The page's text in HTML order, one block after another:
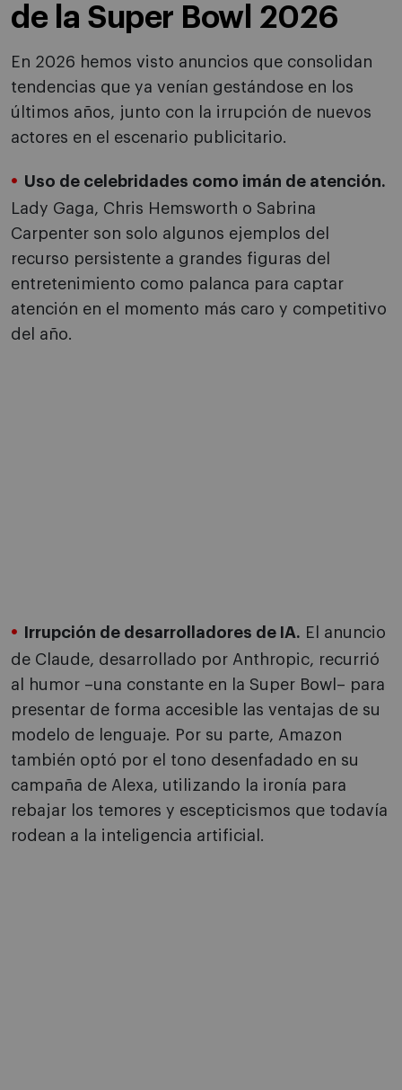
de la Super Bowl 2026
En 2026 hemos visto anuncios que consolidan
tendencias que ya venían gestándose en los
últimos años, junto con la irrupción de nuevos
actores en el escenario publicitario.
Uso de celebridades como imán de atención.
Lady Gaga, Chris Hemsworth o Sabrina
Carpenter son solo algunos ejemplos del
recurso persistente a grandes figuras del
entretenimiento como palanca para captar
atención en el momento más caro y competitivo
del año.
Irrupción de desarrolladores de IA. El anuncio
de Claude, desarrollado por Anthropic, recurrió
al humor –una constante en la Super Bowl– para
presentar de forma accesible las ventajas de su
modelo de lenguaje. Por su parte, Amazon
también optó por el tono desenfadado en su
campaña de Alexa, utilizando la ironía para
rebajar los temores y escepticismos que todavía
rodean a la inteligencia artificial.